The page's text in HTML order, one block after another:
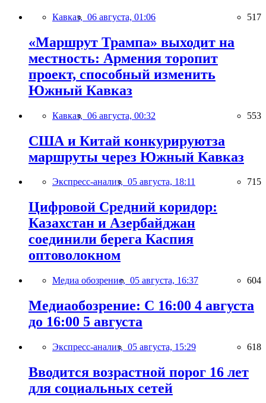
Кавказ, 06 августа, 01:06 517
«Маршрут Трампа» выходит на
местность: Армения торопит
проект, способный изменить
Южный Кавказ
Кавказ, 06 августа, 00:32 553
США и Китай конкурируютза
маршруты через Южный Кавказ
Экспресс-анализ, 05 августа, 18:11 715
Цифровой Средний коридор:
Казахстан и Азербайджан
соединили берега Каспия
оптоволокном
Медиа обозрение, 05 августа, 16:37 604
Медиаобозрение: С 16:00 4 августа
до 16:00 5 августа
Экспресс-анализ, 05 августа, 15:29 618
Вводится возрастной порог 16 лет
для социальных сетей